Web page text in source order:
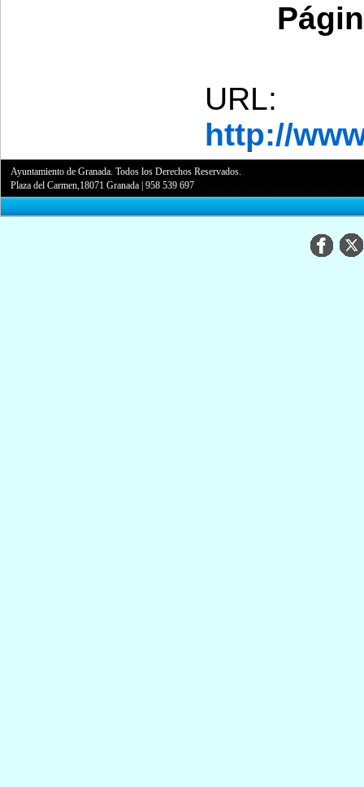
URL:
http://
Ayuntamiento de Granada. Todos los Derechos Reservados.
Plaza del Carmen,18071 Granada |958 539 697